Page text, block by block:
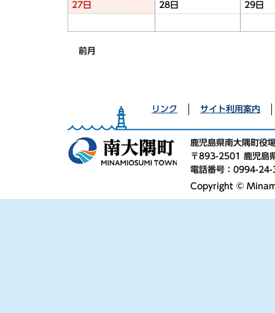
27日 28日 29日
前月
リンク サイト利用案内
鹿児島県南大隅町役
〒893-2501 鹿児島
電話番号：0994-
Copyright ©